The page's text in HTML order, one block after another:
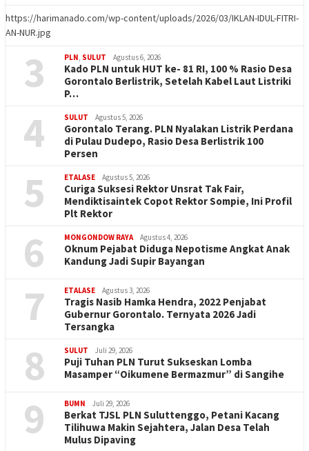
https://harimanado.com/wp-content/uploads/2026/03/IKLAN-IDUL-FITRI-
AN-NUR.jpg
3 PLN SULUT Agustus 6, 2026
Kado PLN untuk HUT ke- 81 RI, 100 % Rasio Desa
Gorontalo Berlistrik, Setelah Kabel Laut Listriki
P…
4 SULUT Agustus 5, 2026
Gorontalo Terang. PLN Nyalakan Listrik Perdana
di Pulau Dudepo, Rasio Desa Berlistrik 100
Persen
5 ETALASE Agustus 5, 2026
Curiga Suksesi Rektor Unsrat Tak Fair,
Mendiktisaintek Copot Rektor Sompie, Ini Profil
Plt Rektor
6 MONGONDOW RAYA Agustus 4, 2026
Oknum Pejabat Diduga Nepotisme Angkat Anak
Kandung Jadi Supir Bayangan
7 ETALASE Agustus 3, 2026
Tragis Nasib Hamka Hendra, 2022 Penjabat
Gubernur Gorontalo. Ternyata 2026 Jadi
Tersangka
8 SULUT Juli 29, 2026
Puji Tuhan PLN Turut Sukseskan Lomba
Masamper “Oikumene Bermazmur” di Sangihe
9 BUMN Juli 29, 2026
Berkat TJSL PLN Suluttenggo, Petani Kacang
Tilihuwa Makin Sejahtera, Jalan Desa Telah
Mulus Dipaving